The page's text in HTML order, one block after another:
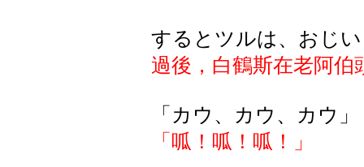
するとツルは、おじ
過後，白鶴斯在老阿伯
「カウ、カウ、カウ」
「呱！呱！呱！」